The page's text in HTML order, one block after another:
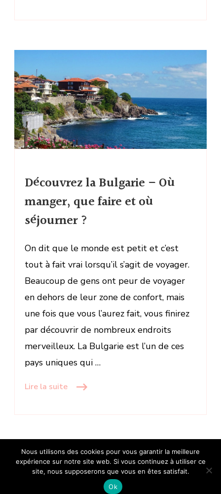
Découvrez la Bulgarie – Où
manger, que faire et où
séjourner ?
On dit que le monde est petit et c’est
tout à fait vrai lorsqu’il s’agit de voyager.
Beaucoup de gens ont peur de voyager
en dehors de leur zone de confort, mais
une fois que vous l’aurez fait, vous finirez
par découvrir de nombreux endroits
merveilleux. La Bulgarie est l’un de ces
pays uniques qui …
Lire la suite
Tous droits reservés.
Nous utilisons des cookies pour vous garantir la meilleure
expérience sur notre site web. Si vous continuez à utiliser ce
site, nous supposerons que vous en êtes satisfait.
Ok